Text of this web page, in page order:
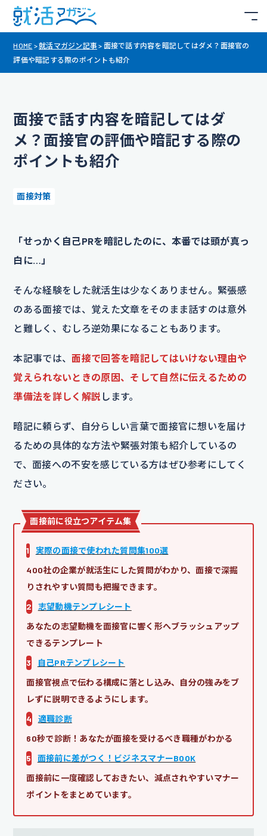
HOME >就活マガジン記事 > 面接で話す内容を暗記してはダメ？面接官の
評価や暗記する際のポイントも紹介
面接で話す内容を暗記してはダ
メ？面接官の評価や暗記する際の
ポイントも紹介
面接対策
「せっかく自己PRを暗記したのに、本番では頭が真っ
白に…」
そんな経験をした就活生は少なくありません。緊張感
のある面接では、覚えた文章をそのまま話すのは意外
と難しく、むしろ逆効果になることもあります。
本記事では、面接で回答を暗記してはいけない理由や
覚えられないときの原因、そして自然に伝えるための
準備法を詳しく解説 します。
暗記に頼らず、自分らしい言葉で面接官に想いを届け
るための具体的な方法や緊張対策も紹介しているの
で、面接への不安を感じている方はぜひ参考にしてく
ださい。
面接前に役立つアイテム集
1
実際の面接で使われた質問集100選
400社の企業が就活生にした質問がわかり、面接で深掘
りされやすい質問も把握できます。
2
志望動機テンプレシート
あなたの志望動機を面接官に響く形へブラッシュアップ
できるテンプレート
3
自己PRテンプレシート
面接官視点で伝わる構成に落とし込み、自分の強みをブ
レずに説明できるようにします。
4
適職診断
60秒で診断！あなたが面接を受けるべき職種がわかる
5
面接前に差がつく！ビジネスマナーBOOK
面接前に一度確認しておきたい、減点されやすいマナー
ポイントをまとめています。